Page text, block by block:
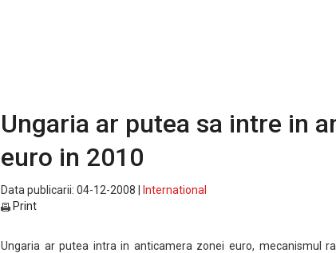
Ungaria ar putea sa intre in
euro in 2010
Data publicarii: 04-12-2008 |
International
Print
Ungaria ar putea intra in anticamera zonei euro, mecanismul